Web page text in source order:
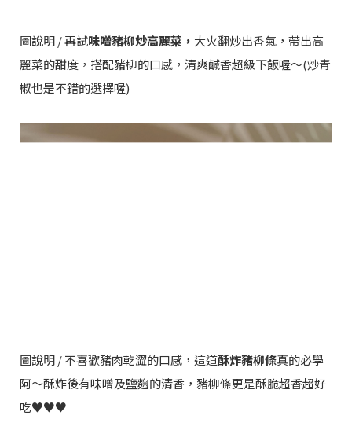
圖說明 / 再試味噌豬柳炒高麗菜， 大火翻炒出香氣，帶出高
麗菜的甜度，搭配豬柳的口感，清爽鹹香超級下飯喔～(炒青
椒也是不錯的選擇喔)
圖說明 / 不喜歡豬肉乾澀的口感，這道酥炸豬柳條真的必學
阿～酥炸後有味噌及鹽麴的清香，豬柳條更是酥脆超香超好
吃♥️♥️♥️